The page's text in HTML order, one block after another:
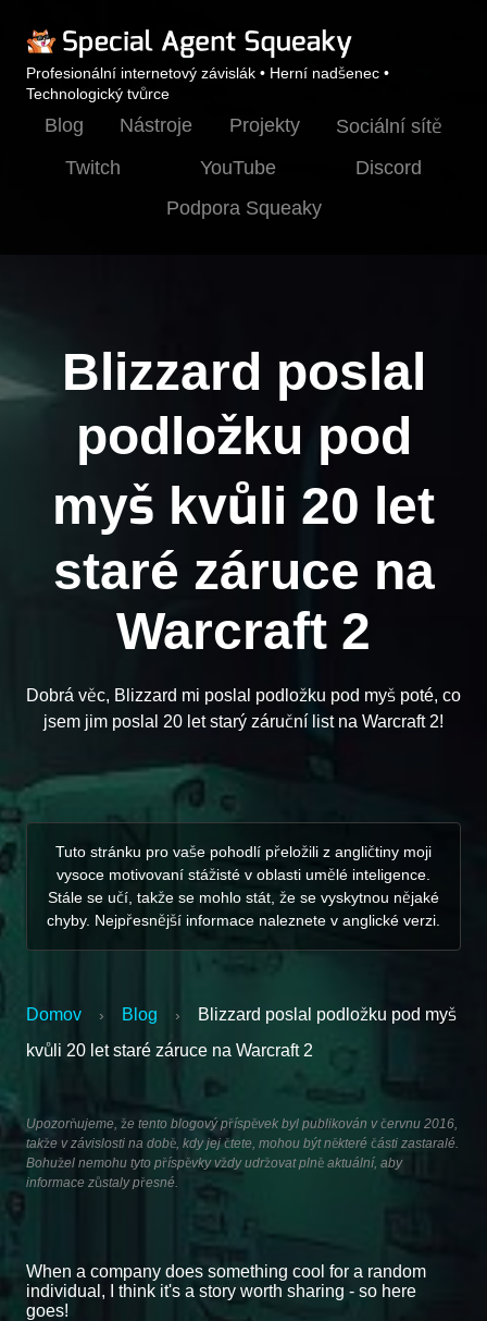
Profesionální internetový závislák • Herní nadšenec •
Technologický tvůrce
Blog Nástroje Projekty
Sociální sítě
Twitch
YouTube
Discord
Podpora Squeaky
Blizzard poslal
podložku pod
myš kvůli 20 let
staré záruce na
Warcraft 2
Dobrá věc, Blizzard mi poslal podložku pod myš poté, co
jsem jim poslal 20 let starý záruční list na Warcraft 2!
Tuto stránku pro vaše pohodlí přeložili z angličtiny moji
vysoce motivovaní stážisté v oblasti umělé inteligence.
Stále se učí, takže se mohlo stát, že se vyskytnou nějaké
chyby. Nejpřesnější informace naleznete v anglické verzi.
Domov › Blog ›
Blizzard poslal podložku pod myš
kvůli 20 let staré záruce na Warcraft 2
Upozorňujeme, že tento blogový příspěvek byl publikován v červnu 2016,
takže v závislosti na době, kdy jej čtete, mohou být některé části zastaralé.
Bohužel nemohu tyto příspěvky vždy udržovat plně aktuální, aby
informace zůstaly přesné.
When a company does something cool for a random
individual, I think it's a story worth sharing - so here
goes!